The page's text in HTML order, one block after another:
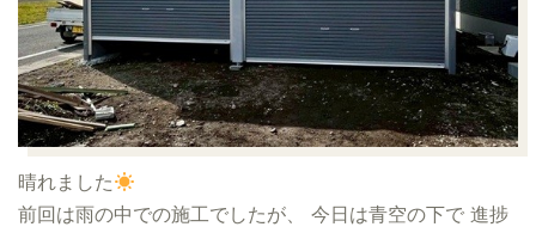
晴れました
前回は雨の中での施工でしたが、 今日は青空の下で 進捗